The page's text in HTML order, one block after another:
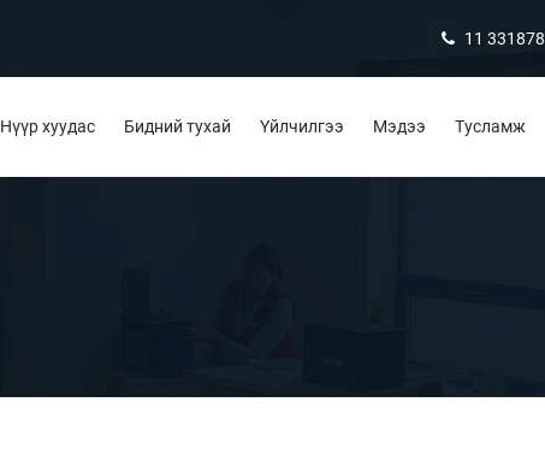
11 331878
Нүүр хуудас Бидний тухай Үйлчилгээ Мэдээ Тусламж